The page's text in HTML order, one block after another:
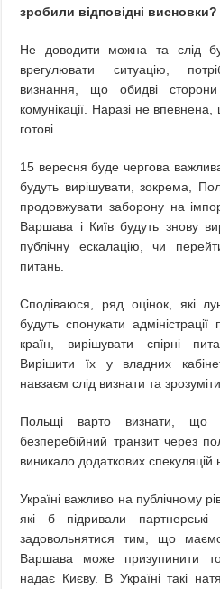
зробили відповідні висновки?
Не доводити можна та слід
врегулювати ситуацію,
визнання, що обидві
комунікації. Наразі не
готові.
15 вересня буде чергова
будуть вирішувати, зокрема,
продовжувати заборону на
Варшава і Київ будуть знову
публічну ескалацію, чи
питань.
Сподіваюся, ряд оцінок, які
будуть спонукати
країн, вирішувати спірні
Вирішити їх у владних
навзаєм слід визнати та
Польщі варто визнати, що
безперебійний транзит через
виникало додаткових спекуляцій
Україні важливо на публічному
які б підривали
задовольнятися тим, що
Варшава може призупинити
надає Києву. В Україні такі